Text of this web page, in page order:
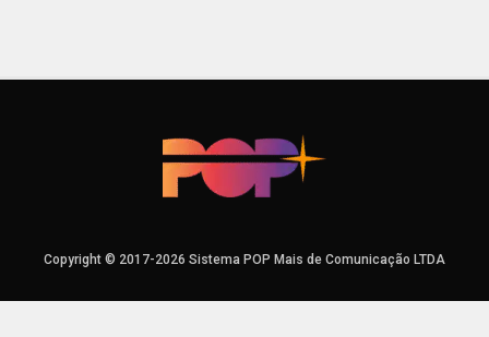
Copyright © 2017-2026 Sistema POP Mais de Comunicação LTDA